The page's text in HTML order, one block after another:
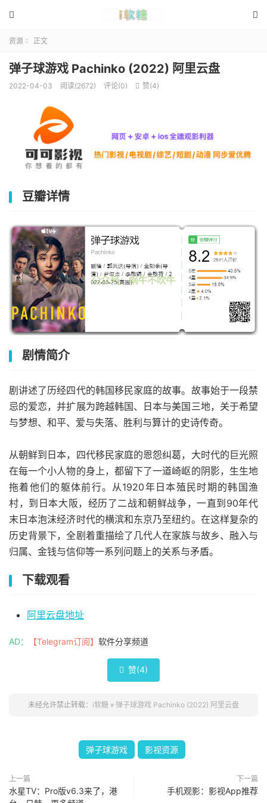


资源  正文
弹子球游戏 Pachinko (2022) 阿里云盘
2022-04-03 阅读(2672) 评论(0)  赞(4)
豆瓣详情
剧情简介
剧讲述了历经四代的韩国移民家庭的故事。故事始于一段禁
忌的爱恋，并扩展为跨越韩国、日本与美国三地，关于希望
与梦想、和平、爱与失落、胜利与算计的史诗传奇。
从朝鲜到日本，四代移民家庭的恩怨纠葛，大时代的巨光照
在每一个小人物的身上，都留下了一道崎岖的阴影，生生地
拖着他们的躯体前行。从1920年日本殖民时期的韩国渔
村，到日本大阪，经历了二战和朝鲜战争，一直到90年代
末日本泡沫经济时代的横滨和东京乃至纽约。在这样复杂的
历史背景下，全剧着重描绘了几代人在家族与故乡、融入与
归属、金钱与信仰等一系列问题上的关系与矛盾。
下载观看
阿里云盘地址
AD： 【Telegram订阅】 软件分享频道
 赞(4)
未经允许禁止转载： i软糖 » 弹子球游戏 Pachinko (2022) 阿里云盘
弹子球游戏 影视资源
上一篇
水星TV：Pro版v6.3来了，港
下一篇
手机观影：影视App推荐